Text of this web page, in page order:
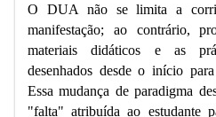
O DUA não se limita a
manifestação; ao contrário,
materiais didáticos e as
desenhados desde o início
Essa mudança de paradigma
"falta" atribuída ao estudante